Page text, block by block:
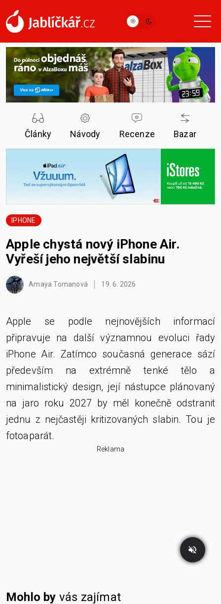
Články Návody Recenze Bazar
IPHONE
Apple chystá nový iPhone Air.
Vyřeší jeho největší slabinu
Amaya Tomanová 19. 6. 2026
Apple se podle nejnovějších informací
připravuje na další významnou evoluci řady
iPhone Air. Zatímco současná generace sází
především na extrémně tenké tělo a
minimalistický design, její nástupce plánovaný
na jaro roku 2027 by měl konečně odstranit
jednu z nejčastěji kritizovaných slabin. Tou je
fotoaparát.
Reklama
Mohlo by vás zajímat